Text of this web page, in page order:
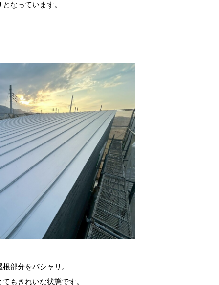
なっています。
部分をパシャリ。
もきれいな状態です。